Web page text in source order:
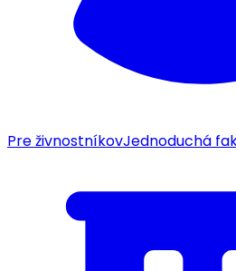
Pre živnostníkovJednoduchá